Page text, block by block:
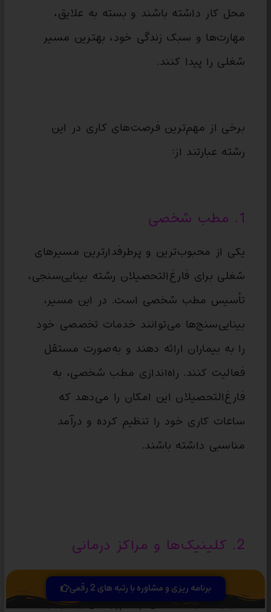
محل کار داشته باشند و بسته به علایق،
مهارت‌ها و سبک زندگی خود، بهترین مسیر
شغلی را پیدا کنند.
برخی از مهم‌ترین فرصت‌های کاری در این
رشته عبارتند از:
1. مطب شخصی
یکی از محبوب‌ترین و پرطرفدارترین مسیرهای
شغلی برای فارغ‌التحصیلان رشته بینایی‌سنجی،
تأسیس مطب شخصی است. در این مسیر،
بینایی‌سنج‌ها می‌توانند خدمات تخصصی خود
را به بیماران ارائه دهند و به‌صورت مستقل
فعالیت کنند. راه‌اندازی مطب شخصی، به
فارغ‌التحصیلان این امکان را می‌دهد که
ساعات کاری خود را تنظیم کرده و درآمد
مناسبی داشته باشند.
2. کلینیک‌ها و مراکز درمانی
فارغ‌التحصیلان این رشته می‌توانند در
کلینیک‌های تخصصی چشم‌پزشکی یا مراکز
برنامه ریزی و مشاوره با رتبه های 2 رقمی